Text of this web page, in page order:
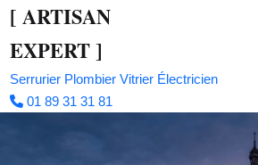
[ ARTISAN
EXPERT]
Serrurier Plombier Vitrier Électricien
01 89 31 31 81